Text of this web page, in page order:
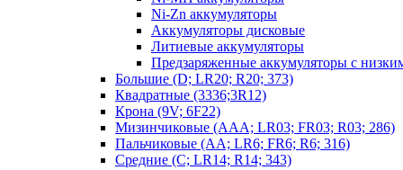
Ni-Zn аккумуляторы
Аккумуляторы дисковые
Литиевые аккумуляторы
Предзаряженные аккумуляторы с
Большие (D; LR20; R20; 373)
Квадратные (3336;3R12)
Крона (9V; 6F22)
Мизинчиковые (AAA; LR03; FR03; R03; 286)
Пальчиковые (AA; LR6; FR6; R6; 316)
Средние (C; LR14; R14; 343)